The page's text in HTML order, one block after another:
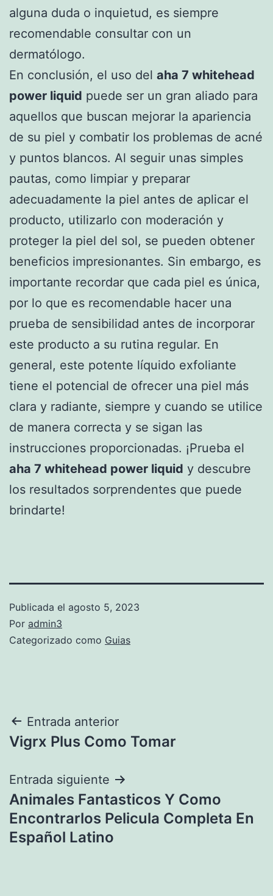
alguna duda o inquietud, es siempre
recomendable consultar con un
dermatólogo.
En conclusión, el uso del aha 7 whitehead
power liquid puede ser un gran aliado para
aquellos que buscan mejorar la apariencia
de su piel y combatir los problemas de acné
y puntos blancos. Al seguir unas simples
pautas, como limpiar y preparar
adecuadamente la piel antes de aplicar el
producto, utilizarlo con moderación y
proteger la piel del sol, se pueden obtener
beneficios impresionantes. Sin embargo, es
importante recordar que cada piel es única,
por lo que es recomendable hacer una
prueba de sensibilidad antes de incorporar
este producto a su rutina regular. En
general, este potente líquido exfoliante
tiene el potencial de ofrecer una piel más
clara y radiante, siempre y cuando se utilice
de manera correcta y se sigan las
instrucciones proporcionadas. ¡Prueba el
aha 7 whitehead power liquid y descubre
los resultados sorprendentes que puede
brindarte!
Publicada el agosto 5, 2023
Por admin3
Categorizado como Guias
Navegación
de
entradas
Entrada anterior
Vigrx Plus Como Tomar
Entrada siguiente
Animales Fantasticos Y Como
Encontrarlos Pelicula Completa En
Español Latino